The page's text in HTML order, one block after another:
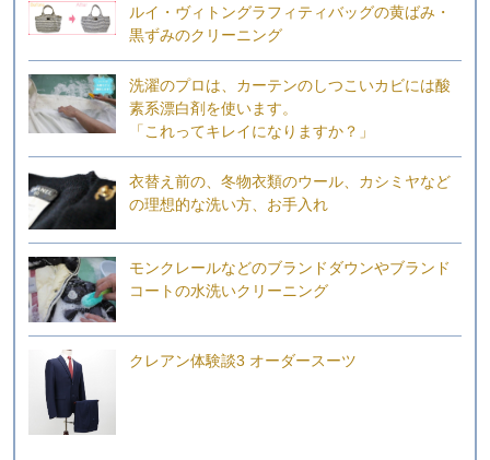
ルイ・ヴィトングラフィティバッグの黄ばみ・
黒ずみのクリーニング
洗濯のプロは、カーテンのしつこいカビには酸
素系漂白剤を使います。
「これってキレイになりますか？」
衣替え前の、冬物衣類のウール、カシミヤなど
の理想的な洗い方、お手入れ
モンクレールなどのブランドダウンやブランド
コートの水洗いクリーニング
クレアン体験談3 オーダースーツ